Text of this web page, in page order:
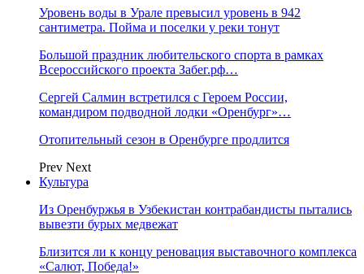
Уровень воды в Урале превысил уровень в 942
сантиметра. Пойма и поселки у реки тонут
Большой праздник любительского спорта в рамках
Всероссийского проекта Забег.рф…
Сергей Салмин встретился с Героем России,
командиром подводной лодки «Оренбург»…
Отопительный сезон в Оренбурге продлится
Prev Next
Культура
Из Оренбуржья в Узбекистан контрабандисты пытались
вывезти бурых медвежат
Близится ли к концу реновация выставочного комплекса
«Салют, Победа!»